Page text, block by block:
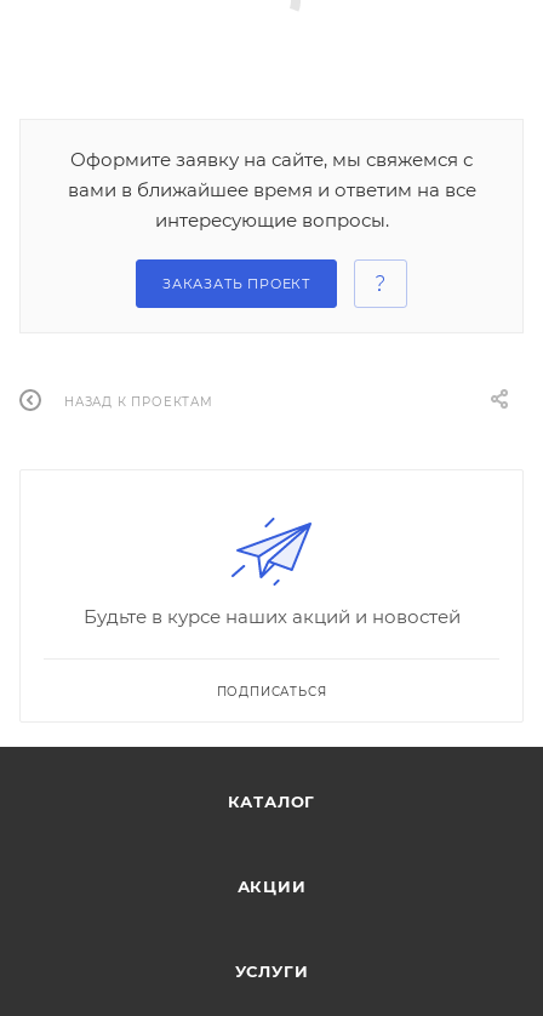
Оформите заявку на сайте, мы свяжемся с
вами в ближайшее время и ответим на все
интересующие вопросы.
ЗАКАЗАТЬ ПРОЕКТ
НАЗАД К ПРОЕКТАМ
Будьте в курсе наших акций и новостей
ПОДПИСАТЬСЯ
КАТАЛОГ
АКЦИИ
УСЛУГИ